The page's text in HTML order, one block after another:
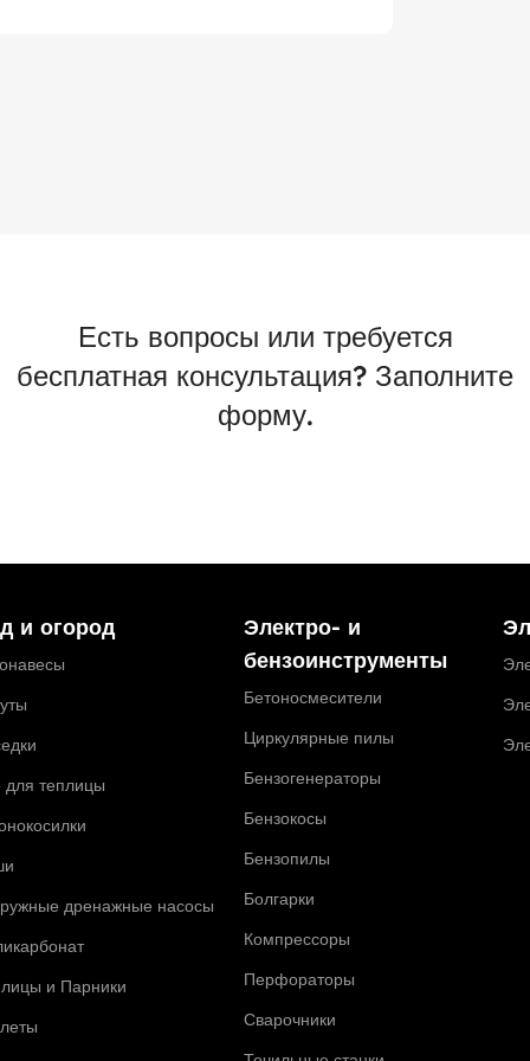
Есть вопросы или требуется
бесплатная консультация? Заполните
форму.
и огород
для теплицы
дренажные насосы
и Парники
Электро- и
бензоинструменты
Бетоносмесители
Циркулярные пилы
Бензогенераторы
Бензокосы
Бензопилы
Болгарки
Компрессоры
Перфораторы
Сварочники